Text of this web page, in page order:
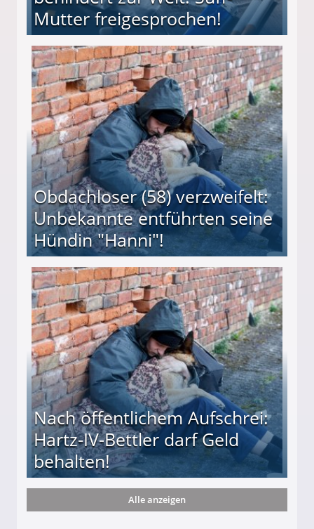
Mutter freigesprochen!
Mutter freigesprochen!
Obdachloser (58) verzweifelt:
Unbekannte entführten seine
Hündin "Hanni"!
entführten seine Hündin "Hanni"!
Nach öffentlichem Aufschrei:
Hartz-IV-Bettler darf Geld
behalten!
darf Geld behalten!
Alle anzeigen